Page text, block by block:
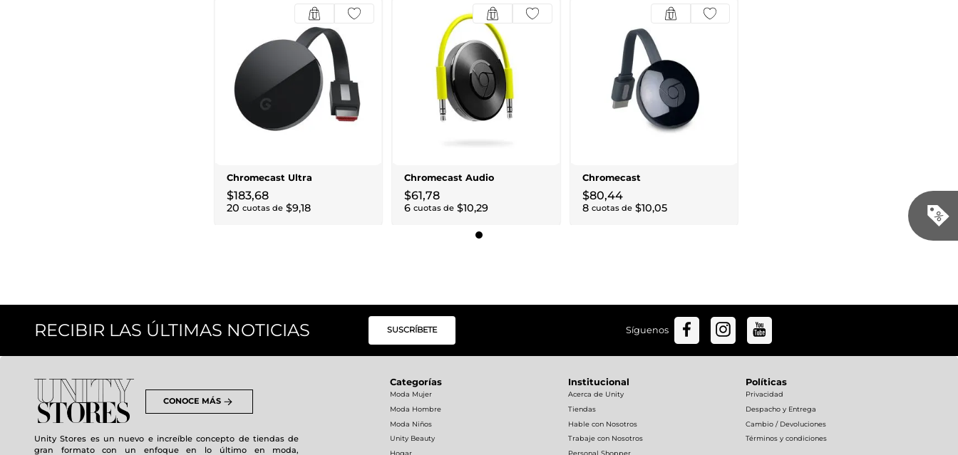
Chromecast Ultra
$183,68
20 cuotas de $9,18
Chromecast Audio
$61,78
6 cuotas de $10,29
Chromecast
$80,44
8 cuotas de $10,05
RECIBIR LAS ÚLTIMAS NOTICIAS SUSCRÍBETE Síguenos
CONOCE MÁS
Unity Stores es un nuevo e increíble concepto de tiendas de
gran formato con un enfoque en lo último en moda,
Categorías
Moda Mujer
Moda Hombre
Moda Niños
Unity Beauty
Hogar
Institucional
Acerca de Unity
Tiendas
Hable con Nosotros
Trabaje con Nosotros
Personal Shopper
Políticas
Privacidad
Despacho y Entrega
Cambio / Devoluciones
Términos y condiciones